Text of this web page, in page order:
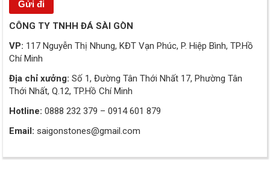
CÔNG TY TNHH ĐÁ SÀI GÒN
VP: 117 Nguyễn Thị Nhung, KĐT Vạn Phúc, P. Hiệp Bình, TP.Hồ
Chí Minh
Địa chỉ xưởng: Số 1, Đường Tân Thới Nhất 17, Phường Tân
Thới Nhất, Q.12, TP.Hồ Chí Minh
Hotline: 0888 232 379 – 0914 601 879
Email: saigonstones@gmail.com